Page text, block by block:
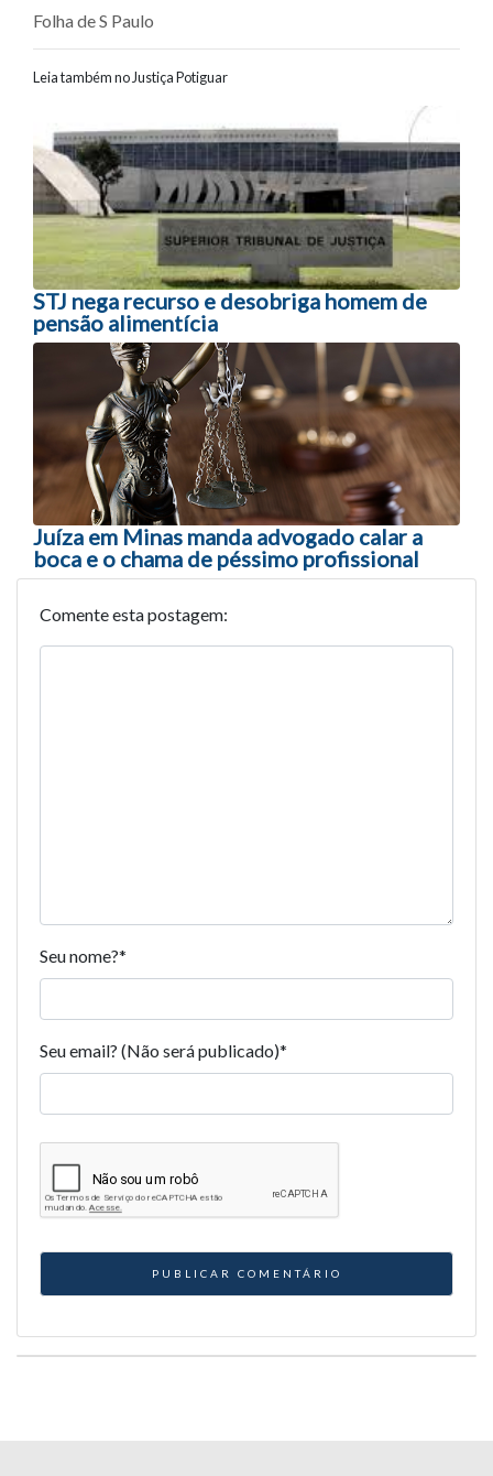
Folha de S Paulo
Leia também no Justiça Potiguar
Navegação entre posts
STJ nega recurso e desobriga homem de
pensão alimentícia
Juíza em Minas manda advogado calar a
boca e o chama de péssimo profissional
Comente esta postagem:
Seu nome?*
Seu email? (Não será publicado)*